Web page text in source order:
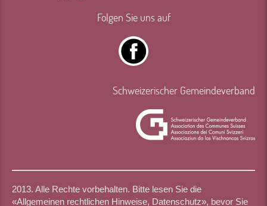
Folgen Sie uns auf
Schweizerischer Gemeindeverband
2013. Alle Rechte vorbehalten. Bitte lesen Sie die
«Allgemeinen rechtlichen Hinweise, Datenschutz», bevor Sie